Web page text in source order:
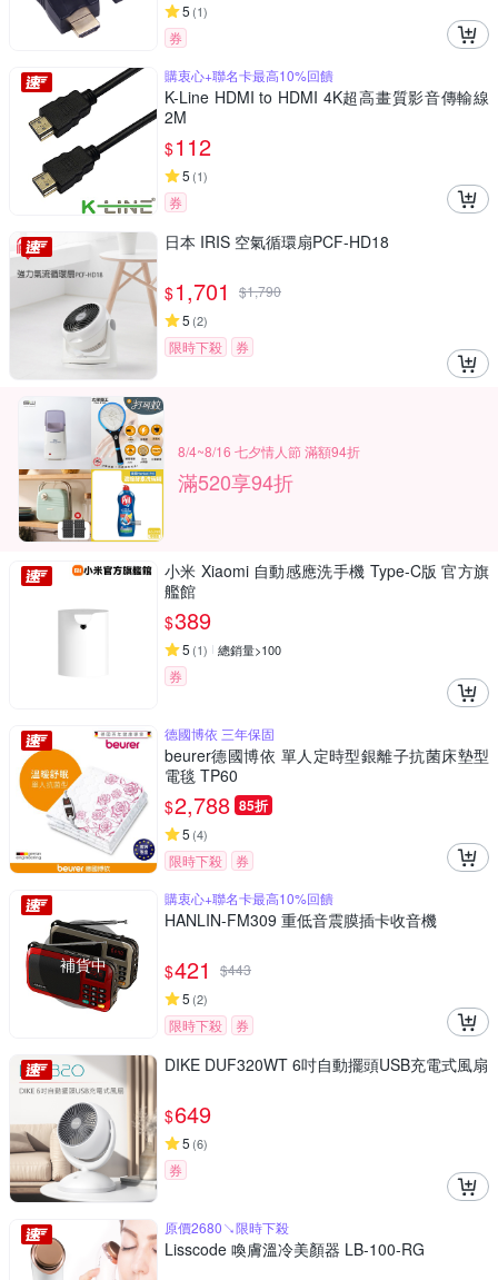
5 (1)
券
購衷心+聯名卡最高10%回饋
K-Line HDMI to HDMI 4K超高畫質影音傳輸線
2M
$112
5 (1)
券
日本 IRIS 空氣循環扇PCF-HD18
$1,701 $1,790
5 (2)
限時下殺 券
8/4~8/16 七夕情人節 滿額94折
滿520享94折
小米 Xiaomi 自動感應洗手機 Type-C版 官方旗
艦館
$389
5 (1) 總銷量>100
券
德國博依 三年保固
beurer德國博依 單人定時型銀離子抗菌床墊型
電毯 TP60
$2,788 85折
5 (4)
限時下殺 券
補貨中
購衷心+聯名卡最高10%回饋
HANLIN-FM309 重低音震膜插卡收音機
$421 $443
5 (2)
限時下殺 券
DIKE DUF320WT 6吋自動擺頭USB充電式風扇
$649
5 (6)
券
原價2680↘限時下殺
Lisscode 喚膚溫冷美顏器 LB-100-RG